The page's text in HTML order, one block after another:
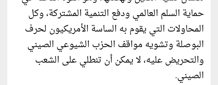
حماية السلم العالمي ودفع التنمية المشتركة، وكل
المحاولات التي يقوم به الساسة الأمريكيون لحرف
البوصلة وتشويه مواقف الحزب الشيوعي الصيني
والتحريض عليه، لا يمكن أن تنطلي على الشعب
الصيني.